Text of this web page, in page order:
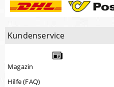
Kundenservice
Magazin
Hilfe (FAQ)